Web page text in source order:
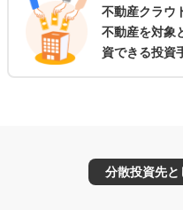
不動産クラウ
不動産を対象
資できる投資
分散投資先